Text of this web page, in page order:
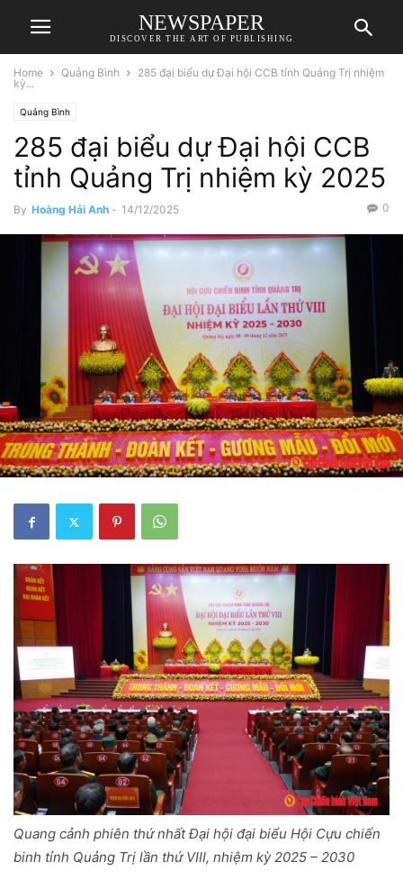
NEWSPAPER
DISCOVER THE ART OF PUBLISHING
Home Quảng Bình
285 đại biểu dự Đại hội CCB tỉnh Quảng Trị nhiệm
kỳ...
Quảng Bình
285 đại biểu dự Đại hội CCB
tỉnh Quảng Trị nhiệm kỳ 2025
By Hoàng Hải Anh - 14/12/2025 0
Quang cảnh phiên thứ nhất Đại hội đại biểu Hội Cựu chiến
binh tỉnh Quảng Trị lần thứ VIII, nhiệm kỳ 2025 – 2030